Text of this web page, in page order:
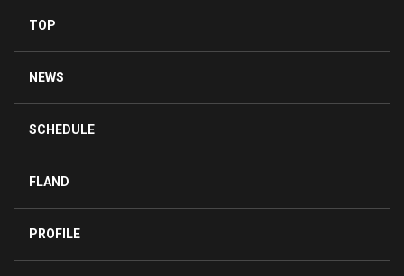
ジェラート楽しみにしてるよ💕
🌈ひとみ🌈
地元に貢献できて嬉しいね✨
TOP
NEWS
SCHEDULE
FLAND
PROFILE